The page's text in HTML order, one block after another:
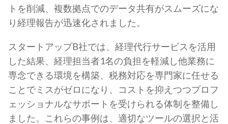
トを削減、複数拠点でのデータ共有がスムーズにな
り経理報告が迅速化されました。
スタートアップB社では、経理代行サービスを活用
した結果、経理担当者1名の負担を軽減し他業務に
専念できる環境を構築、税務対応を専門家に任せる
ことでミスがゼロになり、コストを抑えつつプロフ
ェッショナルなサポートを受けられる体制を整備し
ました。これらの事例は、適切なツールの選択と活